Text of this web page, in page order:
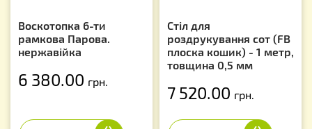
Воскотопка 6-ти
рамкова Парова.
нержавійка
6 380.00 грн.
Стіл для
роздрукування сот (FB
плоска кошик) - 1 метр,
товщина 0,5 мм
7 520.00 грн.